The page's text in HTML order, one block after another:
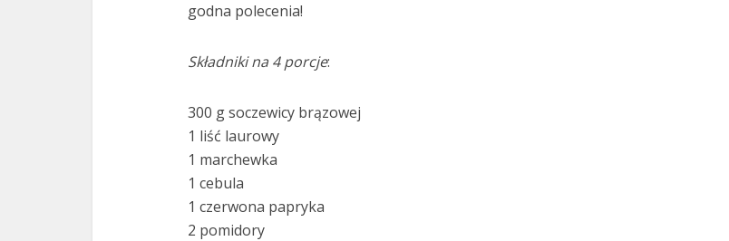
godna polecenia!
Składniki na 4 porcje:
300 g soczewicy brązowej
1 liść laurowy
1 marchewka
1 cebula
1 czerwona papryka
2 pomidory